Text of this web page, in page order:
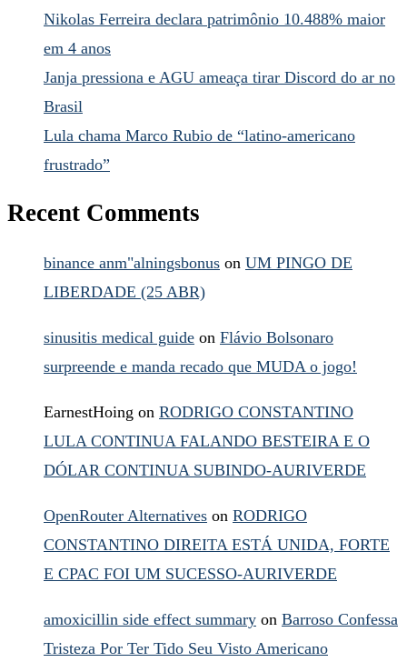
Nikolas Ferreira declara patrimônio 10.488% maior
em 4 anos
Janja pressiona e AGU ameaça tirar Discord do ar no
Brasil
Lula chama Marco Rubio de “latino-americano
frustrado”
Recent Comments
binance anm"alningsbonus on UM PINGO DE
LIBERDADE (25 ABR)
sinusitis medical guide on Flávio Bolsonaro
surpreende e manda recado que MUDA o jogo!
EarnestHoing on RODRIGO CONSTANTINO
LULA CONTINUA FALANDO BESTEIRA E O
DÓLAR CONTINUA SUBINDO-AURIVERDE
OpenRouter Alternatives on RODRIGO
CONSTANTINO DIREITA ESTÁ UNIDA, FORTE
E CPAC FOI UM SUCESSO-AURIVERDE
amoxicillin side effect summary on Barroso Confessa
Tristeza Por Ter Tido Seu Visto Americano